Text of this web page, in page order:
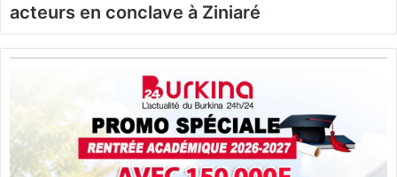
acteurs en conclave à Ziniaré